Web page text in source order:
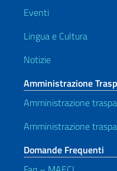
Eventi
Lingua e Cultura
Notizie
Amministrazione
Amministrazione
Amministrazione
Domande Frequenti